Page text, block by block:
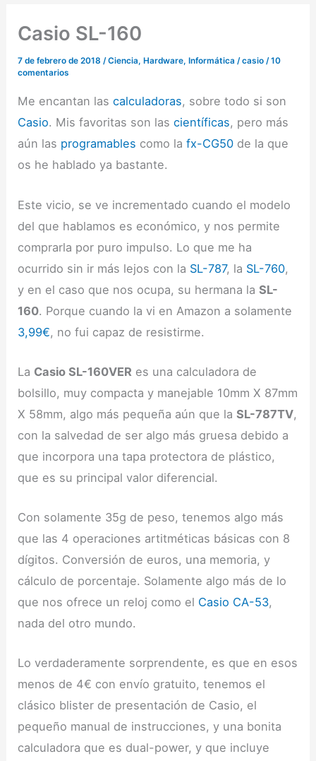
Casio SL-160
7 de febrero de 2018/Ciencia, Hardware, Informática /casio /10
comentarios
Me encantan lascalculadoras, sobre todo si son
Casio. Mis favoritas son lascientíficas, pero más
aún las programables como lafx-CG50 de la que
os he hablado ya bastante.
Este vicio, se ve incrementado cuando el modelo
del que hablamos es económico, y nos permite
comprarla por puro impulso. Lo que me ha
ocurrido sin ir más lejos con la SL-787, la SL-760,
y en el caso que nos ocupa, su hermana laSL-
160. Porque cuando la vi en Amazon a solamente
3,99€, no fui capaz de resistirme.
La Casio SL-160VER es una calculadora de
bolsillo, muy compacta y manejable 10mm X 87mm
X 58mm, algo más pequeña aún que laSL-787TV,
con la salvedad de ser algo más gruesa debido a
que incorpora una tapa protectora de plástico,
que es su principal valor diferencial.
Con solamente 35g de peso, tenemos algo más
que las 4 operaciones artitméticas básicas con 8
dígitos. Conversión de euros, una memoria, y
cálculo de porcentaje. Solamente algo más de lo
que nos ofrece un reloj como el Casio CA-53,
nada del otro mundo.
Lo verdaderamente sorprendente, es que en esos
menos de 4€ con envío gratuito, tenemos el
clásico blister de presentación de Casio, el
pequeño manual de instrucciones, y una bonita
calculadora que es dual-power, y que incluye